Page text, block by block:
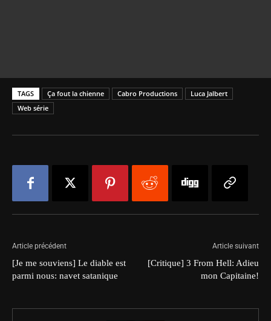
TAGS Ça fout la chienne Cabro Productions
Luca Jalbert
Web série
Article précédent
[Je me souviens] Le diable est
parmi nous: navet satanique
Article suivant
[Critique] 3 From Hell: Adieu
mon Capitaine!